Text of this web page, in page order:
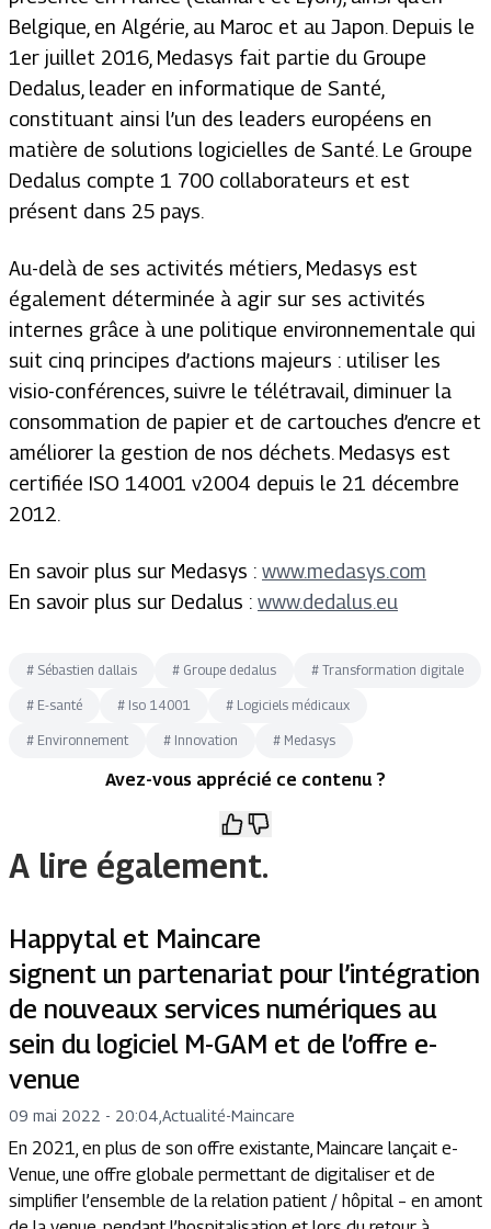
Belgique, en Algérie, au Maroc et au Japon. Depuis le
1er juillet 2016, Medasys fait partie du Groupe
Dedalus, leader en informatique de Santé,
constituant ainsi l’un des leaders européens en
matière de solutions logicielles de Santé. Le Groupe
Dedalus compte 1 700 collaborateurs et est
présent dans 25 pays.
Au-delà de ses activités métiers, Medasys est
également déterminée à agir sur ses activités
internes grâce à une politique environnementale qui
suit cinq principes d’actions majeurs : utiliser les
visio-conférences, suivre le télétravail, diminuer la
consommation de papier et de cartouches d’encre et
améliorer la gestion de nos déchets. Medasys est
certifiée ISO 14001 v2004 depuis le 21 décembre
2012.
En savoir plus sur Medasys : www.medasys.com
En savoir plus sur Dedalus : www.dedalus.eu
# Sébastien dallais # Groupe dedalus # Transformation digitale
# E-santé # Iso 14001 # Logiciels médicaux
# Environnement # Innovation # Medasys
Avez-vous apprécié ce contenu ?
A lire également.
Happytal et Maincare
signent un partenariat pour l’intégration
de nouveaux services numériques au
sein du logiciel M-GAM et de l’offre e-
venue
09 mai 2022 - 20:04 Actualité-Maincare
En 2021, en plus de son offre existante, Maincare lançait e-
Venue, une offre globale permettant de digitaliser et de
simplifier l’ensemble de la relation patient / hôpital – en amont